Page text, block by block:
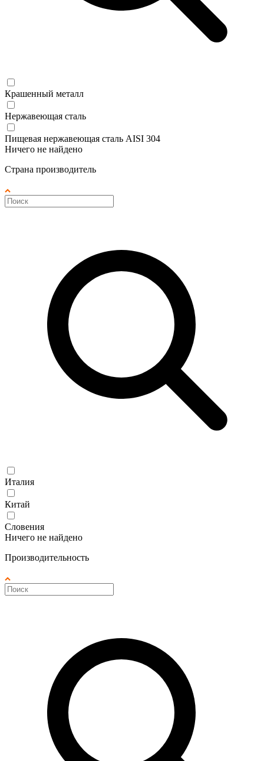
Крашенный металл
Нержавеющая сталь
Пищевая нержавеющая сталь AISI 304
Ничего не найдено
Страна производитель
Италия
Китай
Словения
Ничего не найдено
Производительность